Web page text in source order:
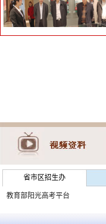
省市区招生办
教育部阳光高考平台